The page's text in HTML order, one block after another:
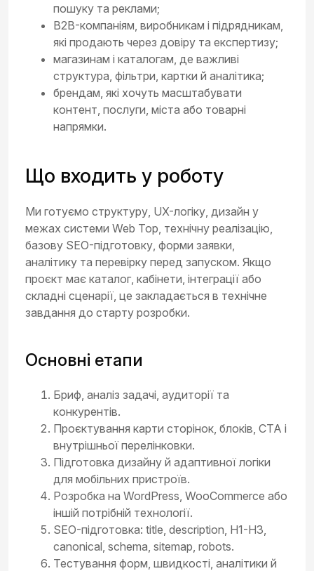
пошуку та реклами;
B2B-компаніям, виробникам і підрядникам,
які продають через довіру та експертизу;
магазинам і каталогам, де важливі
структура, фільтри, картки й аналітика;
брендам, які хочуть масштабувати
контент, послуги, міста або товарні
напрямки.
Що входить у роботу
Ми готуємо структуру, UX-логіку, дизайн у
межах системи Web Top, технічну реалізацію,
базову SEO-підготовку, форми заявки,
аналітику та перевірку перед запуском. Якщо
проєкт має каталог, кабінети, інтеграції або
складні сценарії, це закладається в технічне
завдання до старту розробки.
Основні етапи
Бриф, аналіз задачі, аудиторії та
конкурентів.
Проєктування карти сторінок, блоків, CTA і
внутрішньої перелінковки.
Підготовка дизайну й адаптивної логіки
для мобільних пристроїв.
Розробка на WordPress, WooCommerce або
іншій потрібній технології.
SEO-підготовка: title, description, H1-H3,
canonical, schema, sitemap, robots.
Тестування форм, швидкості, аналітики й